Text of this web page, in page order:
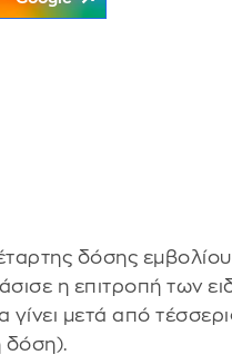
δόσης
η επιτροπή των
γίνει μετά από
δόση).